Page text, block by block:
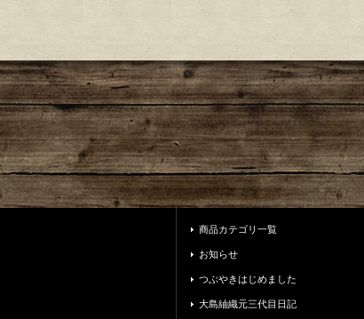
商品カテゴリ一覧
お知らせ
つぶやきはじめました
大島紬織元三代目日記